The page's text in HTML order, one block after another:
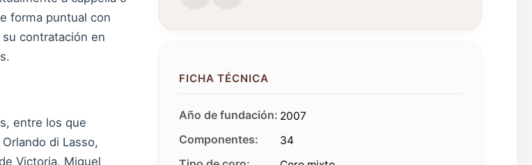
forma puntual con
contratación en
entre los que
di Lasso,
Victoria, Miguel
FICHA TÉCNICA
Año de fundación: 2007
Componentes: 34